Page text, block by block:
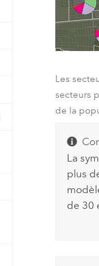
Les
secteurs
de la
La
plus
de 30